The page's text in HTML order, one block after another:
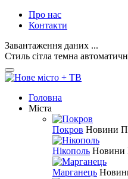
Про нас
Контакти
Завантаження даних ...
Стиль сітла темна
Головна
Міста
Покров Новини
Нікополь Новини
Марганець